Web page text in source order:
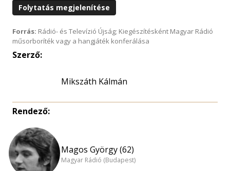
Folytatás megjelenítése
Forrás: Rádió- és Televízió Újság; Kiegészítésként Magyar Rádió
műsorboríték vagy a hangjáték konferálása
Szerző:
Mikszáth Kálmán
Rendező:
Magos György (62)
Magyar Rádió (Budapest)